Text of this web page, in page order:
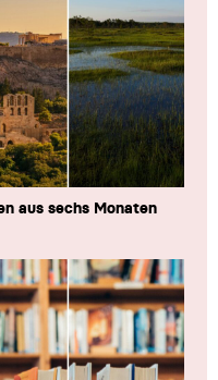
aus sechs Monaten